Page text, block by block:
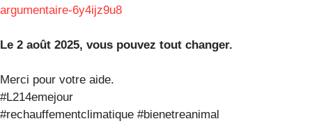
argumentaire-6y4ijz9u8
Le 2 août 2025, vous pouvez tout changer.
Merci pour votre aide.
#L214emejour
#rechauffementclimatique #bienetreanimal